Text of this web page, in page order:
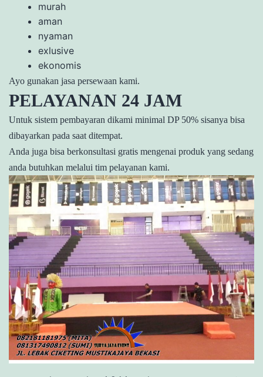
murah
aman
nyaman
exlusive
ekonomis
Ayo gunakan jasa persewaan kami.
PELAYANAN 24 JAM
Untuk sistem pembayaran dikami minimal DP 50% sisanya bisa
dibayarkan pada saat ditempat.
Anda juga bisa berkonsultasi gratis mengenai produk yang sedang
anda butuhkan melalui tim pelayanan kami.